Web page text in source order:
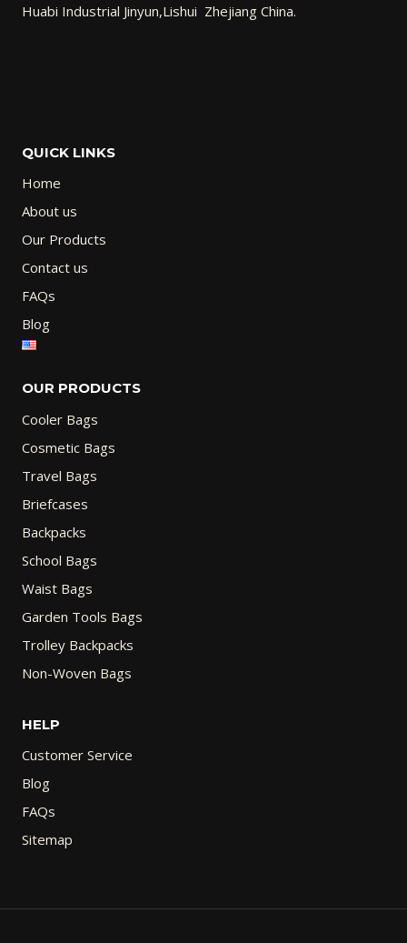
Huabi Industrial Jinyun,Lishui Zhejiang China.
QUICK LINKS
Home
About us
Our Products
Contact us
FAQs
Blog
OUR PRODUCTS
Cooler Bags
Cosmetic Bags
Travel Bags
Briefcases
Backpacks
School Bags
Waist Bags
Garden Tools Bags
Trolley Backpacks
Non-Woven Bags
HELP
Customer Service
Blog
FAQs
Sitemap